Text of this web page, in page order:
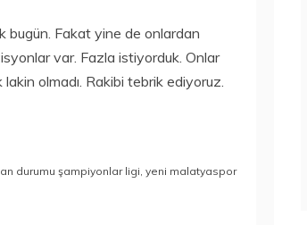
bugün. Fakat yine de onlardan
var. Fazla istiyorduk. Onlar
lakin olmadı. Rakibi tebrik ediyoruz.
durumu şampiyonlar ligi, yeni malatyaspor